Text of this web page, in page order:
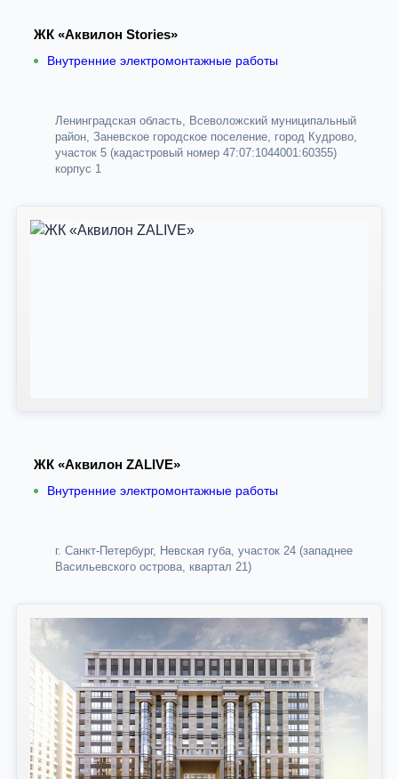
ЖК «Аквилон Stories»
Внутренние электромонтажные работы
Ленинградская область, Всеволожский муниципальный
район, Заневское городское поселение, город Кудрово,
участок 5 (кадастровый номер 47:07:1044001:60355)
корпус 1
ЖК «Аквилон ZALIVE»
Внутренние электромонтажные работы
г. Санкт-Петербург, Невская губа, участок 24 (западнее
Васильевского острова, квартал 21)